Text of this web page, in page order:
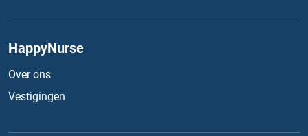
HappyNurse
Over ons
Vestigingen